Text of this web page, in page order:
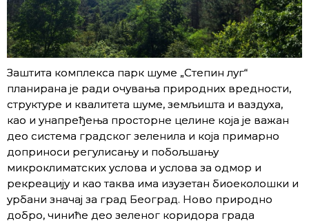
Заштита комплекса парк шуме „Степин луг“
планирана је ради очувања природних вредности,
структуре и квалитета шуме, земљишта и ваздуха,
као и унапређења просторне целине која је важан
део система градског зеленила и која примарно
доприноси регулисању и побољшању
микроклиматских услова и услова за одмор и
рекреацију и као таква има изузетан биоеколошки и
урбани значај за град Београд. Ново природно
добро, чиниће део зеленог коридора града